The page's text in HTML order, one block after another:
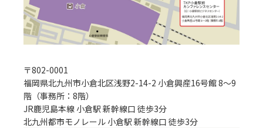
〒802-0001
福岡県北九州市小倉北区浅野2-14-2 小倉興産16号館 8～9
階（事務所：8階）
JR鹿児島本線 小倉駅 新幹線口 徒歩3分
北九州都市モノレール 小倉駅 新幹線口 徒歩3分